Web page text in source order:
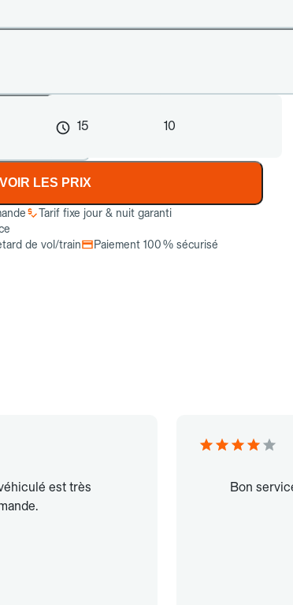
15 10
VOIR LES PRIX
Tarif fixe jour & nuit garanti
de vol/train
Paiement 100 % sécurisé
est très
Bon